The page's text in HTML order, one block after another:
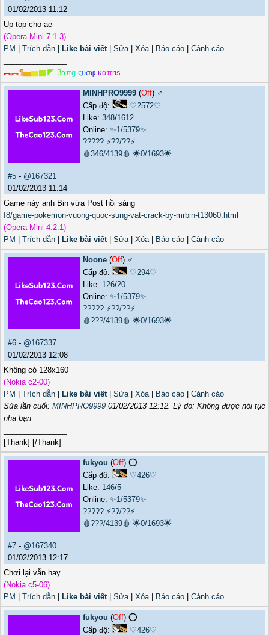
01/02/2013 11:12
Up top cho ae
(Opera Mini 7.1.3)
PM
Trích dẫn Like bài viết| Sửa| Xóa| Báo cáo
Cảnh cáo
︻︻¶▅▆▇◤ βαπg ςυσφ καπrιs
MINHPRO9999 (Off) ♂️
Cấp độ:
♡2572♡
Like: 348/1612
Online: ✨1/5379✨
????? ⚡??/??⚡
🩸346/4139🩸 🌟0/1693🌟
#5 - @167321
01/02/2013 11:14
Game này anh Bin vừa Post hồi sáng
f8/game-pokemon-vuong-quoc-sung-vat-crack-by-mrbin-t13060.html
(Opera Mini 4.2.1)
PM
Trích dẫn Like bài viết| Sửa| Xóa| Báo cáo Cảnh cáo
Noone (Off) ♂️
Cấp độ:
♡294♡
Like: 126/20
Online: ✨1/5379✨
????? ⚡??/??⚡
🩸???/4139🩸 🌟0/1693🌟
#6 - @167337
01/02/2013 12:08
Không có 128x160
(Nokia c2-00)
PM
Trích dẫn Like bài viết| Sửa| Xóa| Báo cáo
Cảnh cáo
Sửa lần cuối: MINHPRO9999 01/02/2013 12:12. Lý do: Không được nói tục
nha bạn
[Thank] [/Thank]
fukyou (Off) ⭕️
Cấp độ:
♡426♡
Like: 146/5
Online: ✨1/5379✨
????? ⚡??/??⚡
🩸???/4139🩸 🌟0/1693🌟
#7 - @167340
01/02/2013 12:17
Chơi lại vẫn hay
(Nokia c5-06)
PM
Trích dẫn Like bài viết| Sửa| Xóa| Báo cáo Cảnh cáo
fukyou (Off) ⭕️
Cấp độ:
♡426♡